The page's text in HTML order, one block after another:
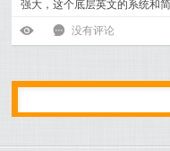
强大，这个底层英文的系统和
ė
6 没有评论